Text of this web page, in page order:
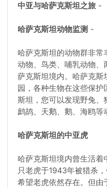
中亚与哈萨克斯坦之旅 -
哈萨克斯坦动物监测 -
哈萨克斯坦的动物群非
动物、鸟类、哺乳动物、
萨克斯坦境内。哈萨克斯
园，各种生物在这些保
斯坦，您可以发现野兔、
鹧鸪、天鹅、鹅、海鸥等
哈萨克斯坦的中亚虎
哈萨克斯坦境内曾生活
只老虎于1943年被猎杀
希望老虎依然存在。但由